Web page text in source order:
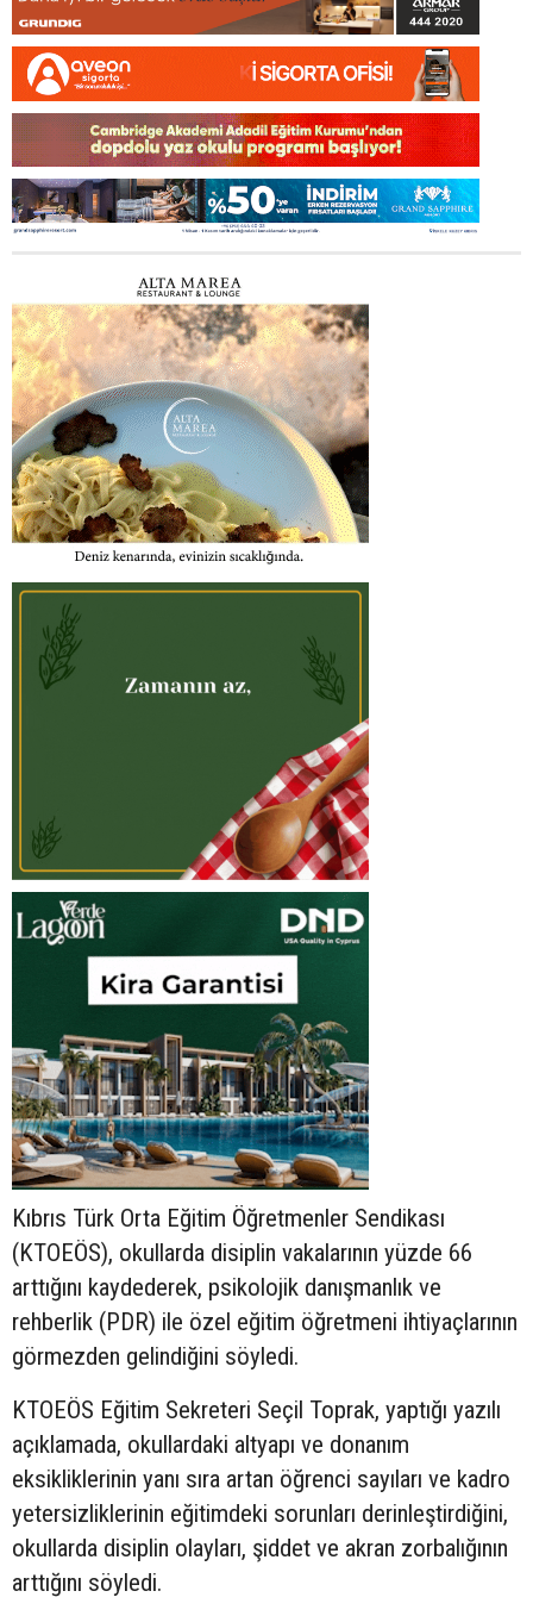
Kıbrıs Türk Orta Eğitim Öğretmenler Sendikası
(KTOEÖS), okullarda disiplin vakalarının yüzde 66
arttığını kaydederek, psikolojik danışmanlık ve
rehberlik (PDR) ile özel eğitim öğretmeni ihtiyaçlarının
görmezden gelindiğini söyledi.
KTOEÖS Eğitim Sekreteri Seçil Toprak, yaptığı yazılı
açıklamada, okullardaki altyapı ve donanım
eksikliklerinin yanı sıra artan öğrenci sayıları ve kadro
yetersizliklerinin eğitimdeki sorunları derinleştirdiğini,
okullarda disiplin olayları, şiddet ve akran zorbalığının
arttığını söyledi.